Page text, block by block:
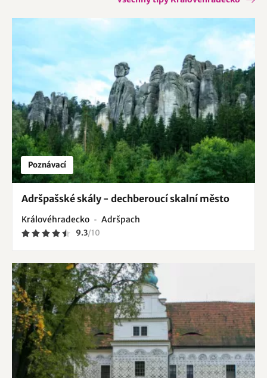
Poznávací
Adršpašské skály - dechberoucí skalní město
Královéhradecko Adršpach
9.3/10